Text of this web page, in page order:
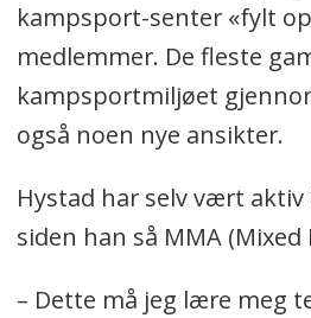
kampsport-senter «fylt
medlemmer. De fleste
kampsportmiljøet
også noen nye ansikter.
Hystad har selv vært
siden han så MMA
– Dette må jeg lære meg